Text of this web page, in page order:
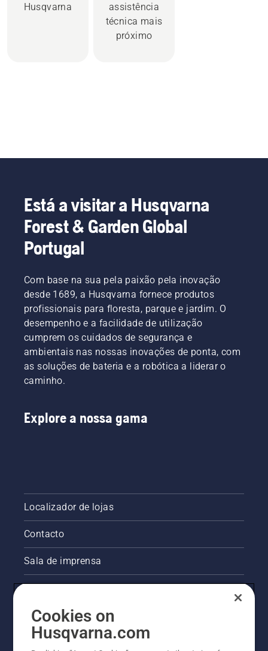
Husqvarna
assistência
técnica mais
próximo
Está a visitar a Husqvarna
Forest & Garden Global
Portugal
Com base na sua pela paixão pela inovação
desde 1689, a Husqvarna fornece produtos
profissionais para floresta, parque e jardim. O
desempenho e a facilidade de utilização
cumprem os cuidados de segurança e
ambientais nas nossas inovações de ponta, com
as soluções de bateria e a robótica a liderar o
caminho.
Explore a nossa gama
Localizador de lojas
Contacto
Sala de imprensa
Outros websites da Husqvarna
A abordagem da Husqvarna à sustentabilidade
Cookies on
Husqvarna.com